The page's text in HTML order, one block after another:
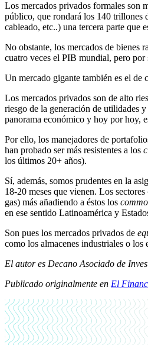
Los mercados privados formales son
público, que rondará los 140 trillones
cableado, etc..) una tercera parte que
No obstante, los mercados de bienes
cuatro veces el PIB mundial, pero por
Un mercado gigante también es el de
Los mercados privados son de alto
riesgo de la generación de utilidades
panorama económico y hoy por hoy,
Por ello, los manejadores de
han probado ser más resistentes a los
los últimos 20+ años).
Sí, además, somos prudentes en la
18-20 meses que vienen. Los
gas) más añadiendo a éstos los
en ese sentido Latinoamérica y
Son pues los mercados privados de
como los almacenes industriales o
El autor es Decano Asociado de
Publicado originalmente en El